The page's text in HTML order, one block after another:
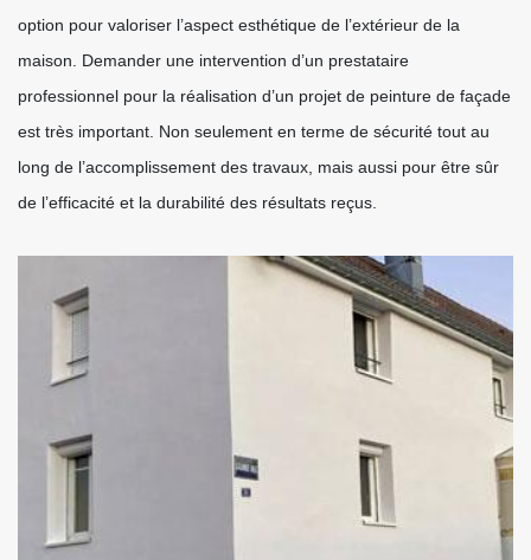
option pour valoriser l’aspect esthétique de l’extérieur de la
maison. Demander une intervention d’un prestataire
professionnel pour la réalisation d’un projet de peinture de façade
est très important. Non seulement en terme de sécurité tout au
long de l’accomplissement des travaux, mais aussi pour être sûr
de l’efficacité et la durabilité des résultats reçus.